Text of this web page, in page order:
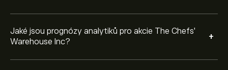
Jaké jsou prognózy analytiků pro akcie The Chefs'
Warehouse Inc?
+